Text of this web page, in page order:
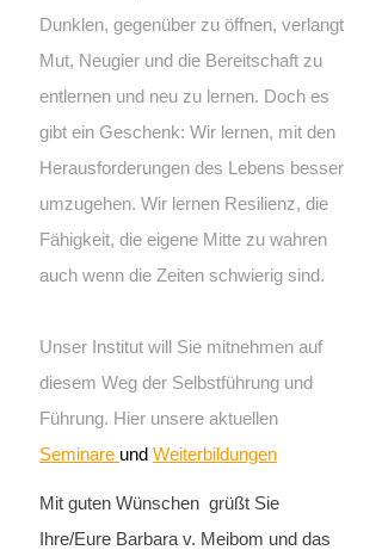
Dunklen, gegenüber zu öffnen, verlangt
Mut, Neugier und die Bereitschaft zu
entlernen und neu zu lernen. Doch es
gibt ein Geschenk: Wir lernen, mit den
Herausforderungen des Lebens besser
umzugehen. Wir lernen Resilienz, die
Fähigkeit, die eigene Mitte zu wahren
auch wenn die Zeiten schwierig sind.
Unser Institut will Sie mitnehmen auf
diesem Weg der Selbstführung und
Führung. Hier unsere aktuellen
Seminare und Weiterbildungen
Mit guten Wünschen grüßt Sie
Ihre/Eure Barbara v. Meibom und das